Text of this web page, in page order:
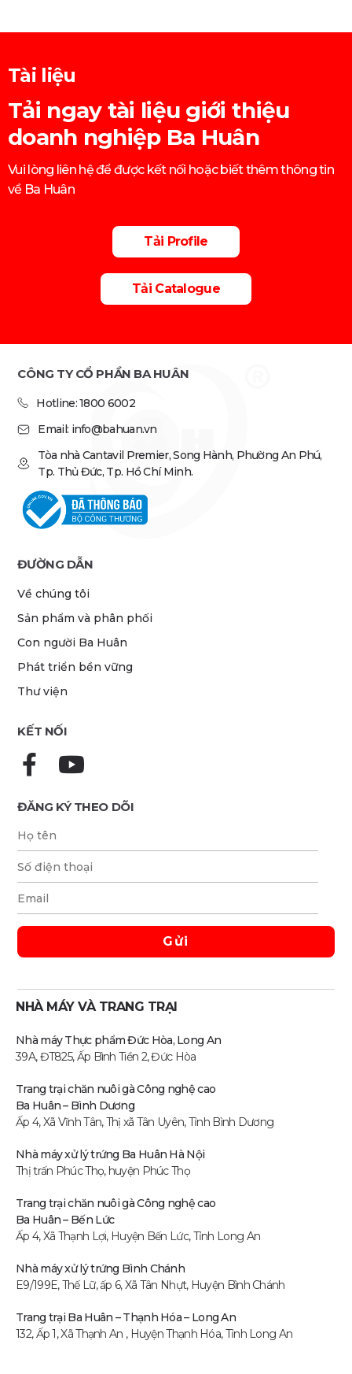
Tài liệu
Tải ngay tài liệu giới thiệu
doanh nghiệp Ba Huân
Vui lòng liên hệ để được kết nối hoặc biết thêm thông tin
về Ba Huân
Tải Profile
Tải Catalogue
CÔNG TY CỔ PHẦN BA HUÂN
Hotline: 1800 6002
Email: info@bahuan.vn
Tòa nhà Cantavil Premier, Song Hành, Phường An Phú,
Tp. Thủ Đức, Tp. Hồ Chí Minh.
ĐƯỜNG DẪN
Về chúng tôi
Sản phẩm và phân phối
Con người Ba Huân
Phát triển bền vững
Thư viện
KẾT NỐI
ĐĂNG KÝ THEO DÕI
NHÀ MÁY VÀ TRANG TRẠI
Nhà máy Thực phẩm Đức Hòa, Long An
39A, ĐT825, Ấp Bình Tiền 2, Đức Hòa
Trang trại chăn nuôi gà Công nghệ cao
Ba Huân – Bình Dương
Ấp 4, Xã Vĩnh Tân, Thị xã Tân Uyên, Tỉnh Bình Dương
Nhà máy xử lý trứng Ba Huân Hà Nội
Thị trấn Phúc Thọ, huyện Phúc Thọ
Trang trại chăn nuôi gà Công nghệ cao
Ba Huân – Bến Lức
Ấp 4, Xã Thạnh Lợi, Huyện Bến Lức, Tỉnh Long An
Nhà máy xử lý trứng Bình Chánh
E9/199E, Thế Lữ, ấp 6, Xã Tân Nhựt, Huyện Bình Chánh
Trang trại Ba Huân – Thạnh Hóa – Long An
132, Ấp 1, Xã Thạnh An , Huyện Thạnh Hóa, Tỉnh Long An